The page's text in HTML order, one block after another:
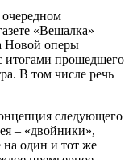
«Вешалка»
Новой оперы
итогами прошедшего
В том числе речь
следующего
– «двойники»,
на один и тот же